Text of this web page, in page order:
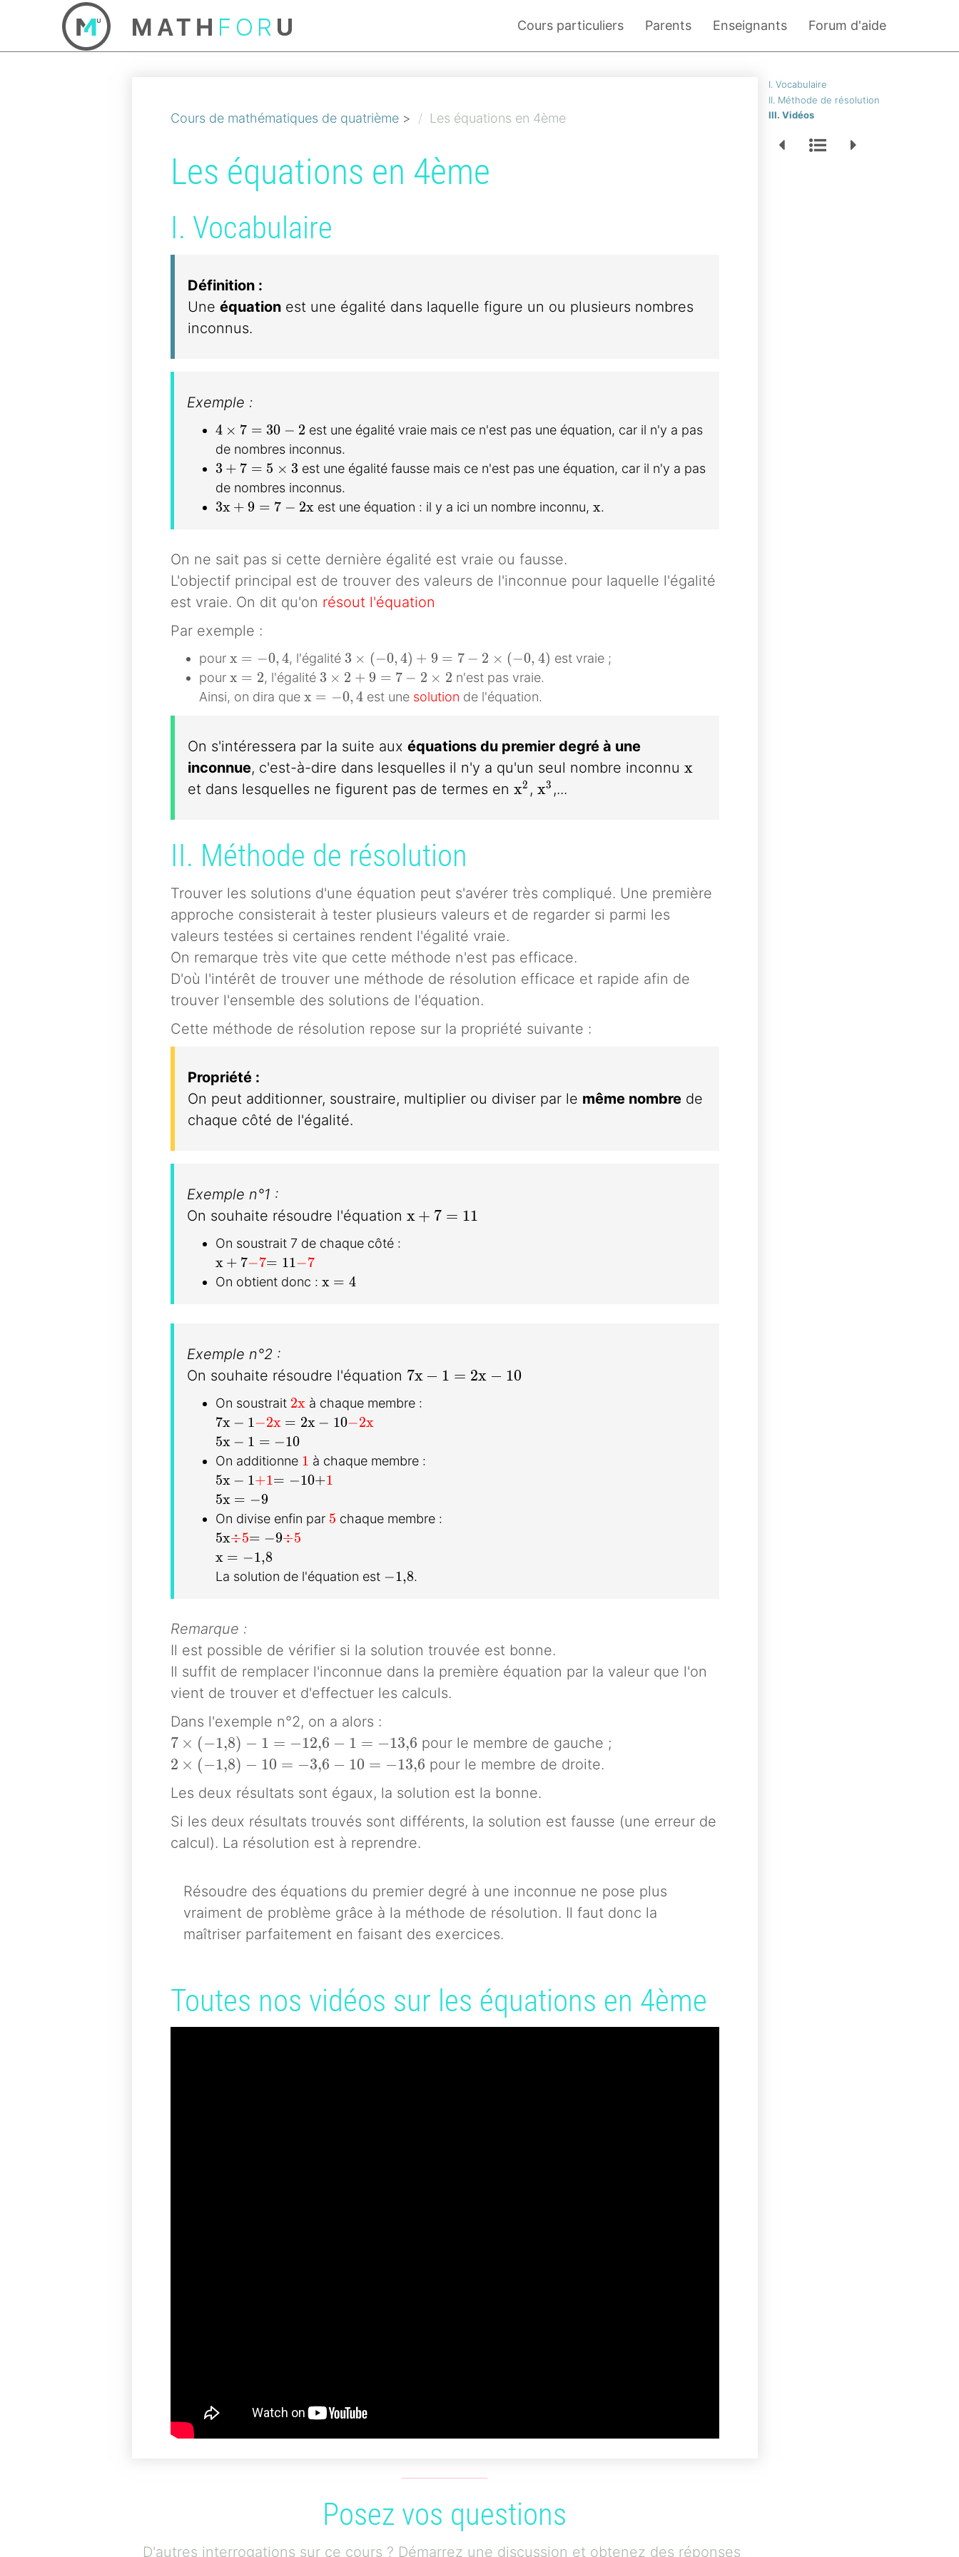
Cours particuliers Parents Enseignants Forum d'aide
I. Vocabulaire
II. Méthode de résolution
III. Vidéos
Cours de mathématiques de quatrième> Les équations en 4ème
Les équations en 4ème
I. Vocabulaire
Définition :
Une équationest une égalité dans laquelle figure un ou plusieurs nombres
inconnus.
Exemple :
4\times 7=30-2
4 × 7 = 30 − 2 est une égalité vraie mais ce n'est pas une équation, car il n'y a pas
de nombres inconnus.
3+7=5\times 3
3 + 7 = 5 × 3 est une égalité fausse mais ce n'est pas une équation, car il n'y a pas
de nombres inconnus.
3x+9=7-2x
3x + 9 = 7 − 2x est une équation : il y a ici un nombre inconnu,x
x.
On ne sait pas si cette dernière égalité est vraie ou fausse.
L'objectif principal est de trouver des valeurs de l'inconnue pour laquelle l'égalité
est vraie. On dit qu'on résout l'équation
Par exemple :
pour x=-0,4
x = −0, 4, l'égalité 3\times (-0,4)+9=7-2\times (-0,4)
3 × (−0, 4) + 9 = 7 − 2 × (−0, 4) est vraie ;
pour x=2
x = 2, l'égalité 3\times 2+9=7-2\times 2
3 × 2 + 9 = 7 − 2 × 2 n'est pas vraie.
Ainsi, on dira que x=-0,4
x = −0, 4est une solution de l'équation.
On s'intéressera par la suite aux équations du premier degré à une
inconnue, c'est-à-dire dans lesquelles il n'y a qu'un seul nombre inconnu x
x
et dans lesquelles ne figurent pas de termes en x^2
x2 , x^3
x3 ,...
II. Méthode de résolution
Trouver les solutions d'une équation peut s'avérer très compliqué. Une première
approche consisterait à tester plusieurs valeurs et de regarder si parmi les
valeurs testées si certaines rendent l'égalité vraie.
On remarque très vite que cette méthode n'est pas efficace.
D'où l'intérêt de trouver une méthode de résolution efficace et rapide afin de
trouver l'ensemble des solutions de l'équation.
Cette méthode de résolution repose sur la propriété suivante :
Propriété :
On peut additionner, soustraire, multiplier ou diviser par le même nombrede
chaque côté de l'égalité.
Exemple n°1 :
On souhaite résoudre l'équation x+7=11
x + 7 = 11
On soustrait 7 de chaque côté :
x+7
x + 7-7
−7=11
= 1 1 -7
−7
On obtient donc : x=4
x = 4
Exemple n°2 :
On souhaite résoudre l'équation 7x-1=2x-10
7x − 1 = 2x − 10
On soustrait \textbf{2x}
2x à chaque membre :
7x - 1
7x − 1 -\textbf{2x}
−2x = 2x - 10
= 2x − 10-\textbf{2x}
−2x
5x - 1 = -10
5x − 1 = −10
On additionne \textbf{1}
1 à chaque membre :
5x - 1
5x − 1 +\textbf{1}
+1 = -10 +
= −10+\textbf{1}
1
5x = -9
5x = −9
On divise enfin par \textbf{5}
5 chaque membre :
5x
5x\div\textbf{5}
÷5=-9
= −9\div\textbf{5}
÷5
x=-1{,}8
x = −1 ,8
La solution de l'équation est -1{,}8
−1 ,8.
Remarque :
Il est possible de vérifier si la solution trouvée est bonne.
Il suffit de remplacer l'inconnue dans la première équation par la valeur que l'on
vient de trouver et d'effectuer les calculs.
Dans l'exemple n°2, on a alors :
7\times (-1{,}8)-1=-12{,}6-1=-13{,}6
7 × (−1,8) − 1 = −12,6 − 1 = −13,6 pour le membre de gauche ;
2\times (-1{,}8)-10=-3{,}6-10=-13{,}6
2 × (−1,8) − 10 = −3,6 − 10 = −13,6 pour le membre de droite.
Les deux résultats sont égaux, la solution est la bonne.
Si les deux résultats trouvés sont différents, la solution est fausse (une erreur de
calcul). La résolution est à reprendre.
Résoudre des équations du premier degré à une inconnue ne pose plus
vraiment de problème grâce à la méthode de résolution. Il faut donc la
maîtriser parfaitement en faisant des exercices.
Toutes nos vidéos sur les équations en 4ème
Posez vos questions
D'autres interrogations sur ce cours ? Démarrez une discussion et obtenez des réponses